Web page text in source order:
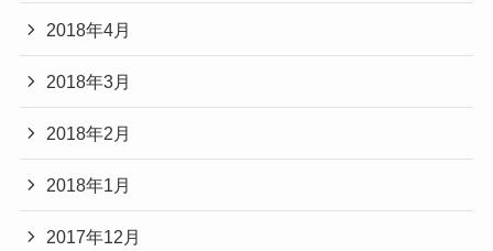
2018年4月
2018年3月
2018年2月
2018年1月
2017年12月